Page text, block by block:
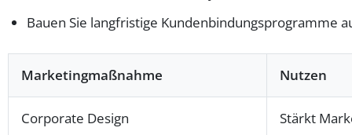
Bauen Sie langfristige Kundenbindungsprogramme
Marketingmaßnahme Nutzen
Corporate Design Stärkt